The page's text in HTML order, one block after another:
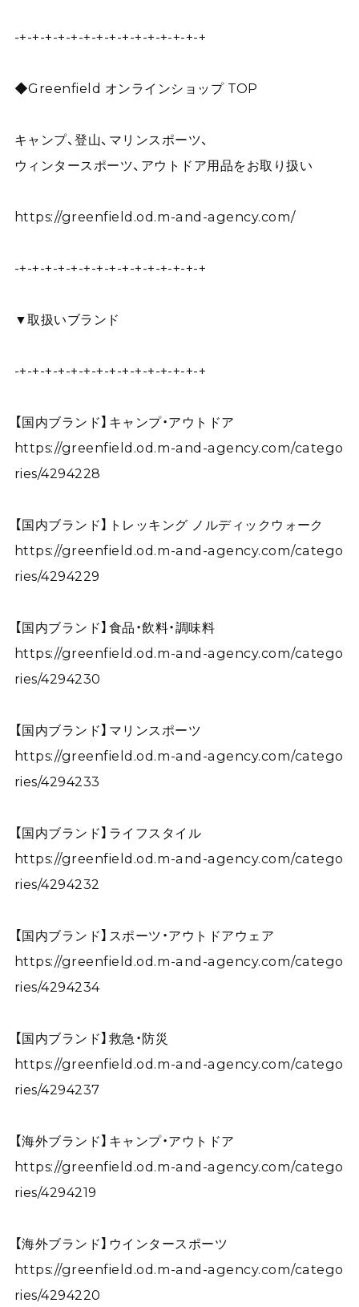
-+-+-+-+-+-+-+-+-+-+-+-+-+-+-+
◆Greenfield オンラインショップ TOP
キャンプ、登山、マリンスポーツ、
ウィンタースポーツ、アウトドア用品をお取り扱い
https://greenfield.od.m-and-agency.com/
-+-+-+-+-+-+-+-+-+-+-+-+-+-+-+
▼取扱いブランド
-+-+-+-+-+-+-+-+-+-+-+-+-+-+-+
【国内ブランド】キャンプ・アウトドア
https://greenfield.od.m-and-agency.com/catego
ries/4294228
【国内ブランド】トレッキング ノルディックウォーク
https://greenfield.od.m-and-agency.com/catego
ries/4294229
【国内ブランド】食品・飲料・調味料
https://greenfield.od.m-and-agency.com/catego
ries/4294230
【国内ブランド】マリンスポーツ
https://greenfield.od.m-and-agency.com/catego
ries/4294233
【国内ブランド】ライフスタイル
https://greenfield.od.m-and-agency.com/catego
ries/4294232
【国内ブランド】スポーツ・アウトドアウェア
https://greenfield.od.m-and-agency.com/catego
ries/4294234
【国内ブランド】救急・防災
https://greenfield.od.m-and-agency.com/catego
ries/4294237
【海外ブランド】キャンプ・アウトドア
https://greenfield.od.m-and-agency.com/catego
ries/4294219
【海外ブランド】ウインタースポーツ
https://greenfield.od.m-and-agency.com/catego
ries/4294220